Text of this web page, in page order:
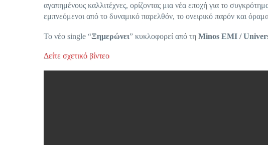
αγαπημένους καλλιτέχνες, ορίζοντας μια νέα εποχή για το
εμπνεόμενοι από το δυναμικό παρελθόν, το ονειρικό παρόν και
Το νέο single “Ξημερώνει” κυκλοφορεί από τη Minos EMI /
Δείτε σχετικό βίντεο